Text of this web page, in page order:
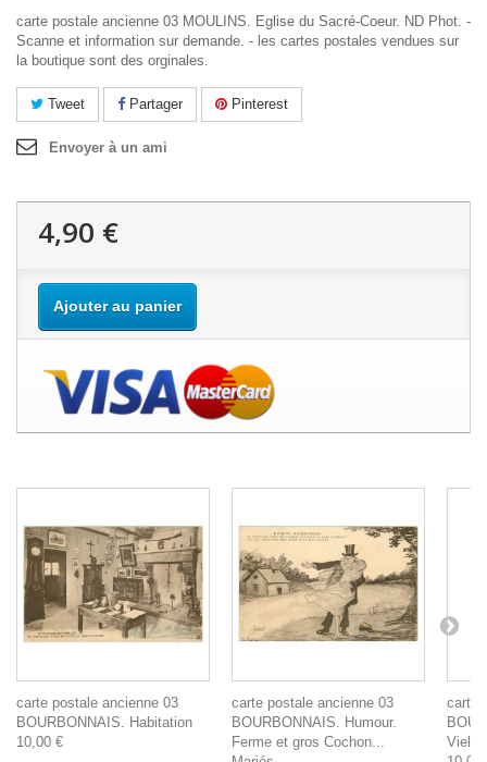
carte postale ancienne 03 MOULINS. Eglise du Sacré-Coeur. ND Phot. -
Scanne et information sur demande. - les cartes postales vendues sur
la boutique sont des orginales.
Tweet Partager Pinterest
Envoyer à un ami
4,90 €
Ajouter au panier
carte postale ancienne 03
BOURBONNAIS. Habitation
10,00 €
carte postale ancienne 03
BOURBONNAIS. Humour.
Ferme et gros Cochon...
carte
Vielle